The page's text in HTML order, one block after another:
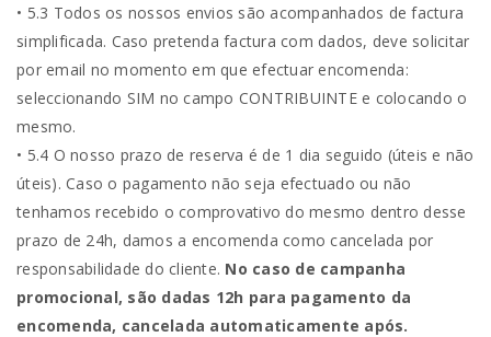
• 5.3 Todos os nossos envios são acompanhados de factura
simplificada. Caso pretenda factura com dados, deve solicitar
por email no momento em que efectuar encomenda:
seleccionando SIM no campo CONTRIBUINTE e colocando o
mesmo.
• 5.4 O nosso prazo de reserva é de 1 dia seguido (úteis e não
úteis). Caso o pagamento não seja efectuado ou não
tenhamos recebido o comprovativo do mesmo dentro desse
prazo de 24h, damos a encomenda como cancelada por
responsabilidade do cliente. No caso de campanha
promocional, são dadas 12h para pagamento da
encomenda, cancelada automaticamente após.